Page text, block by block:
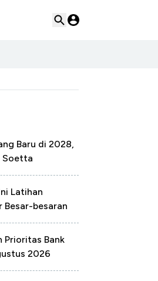
Baru di 2028,
Soetta
Latihan
Besar-besaran
Prioritas Bank
2026